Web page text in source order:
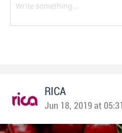
RICA
Jun 18, 2019 at 05:31